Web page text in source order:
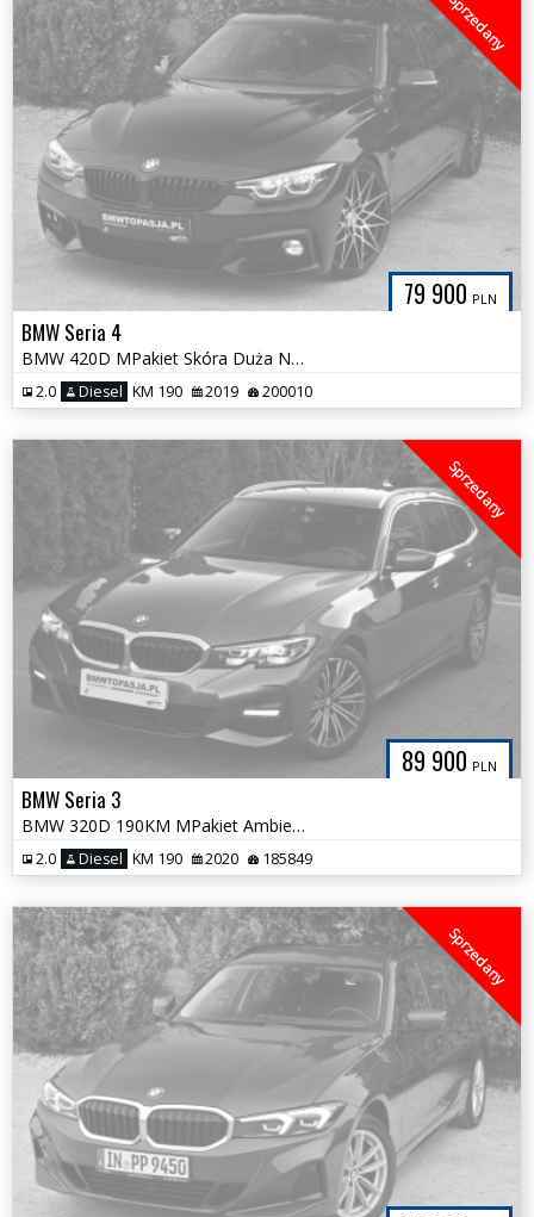
79 900 PLN
Sprzedany
BMW Seria 4
BMW 420D MPakiet Skóra Duża Navi HiFi Serwis ASO 100% Bezwypadkowa
2.0 Diesel KM 190 2019 200010
89 900 PLN
Sprzedany
BMW Seria 3
BMW 320D 190KM MPakiet Ambiente HiFi 100% Bezwypadkowa Serwis ASO BMW
2.0 Diesel KM 190 2020 185849
Sprzedany